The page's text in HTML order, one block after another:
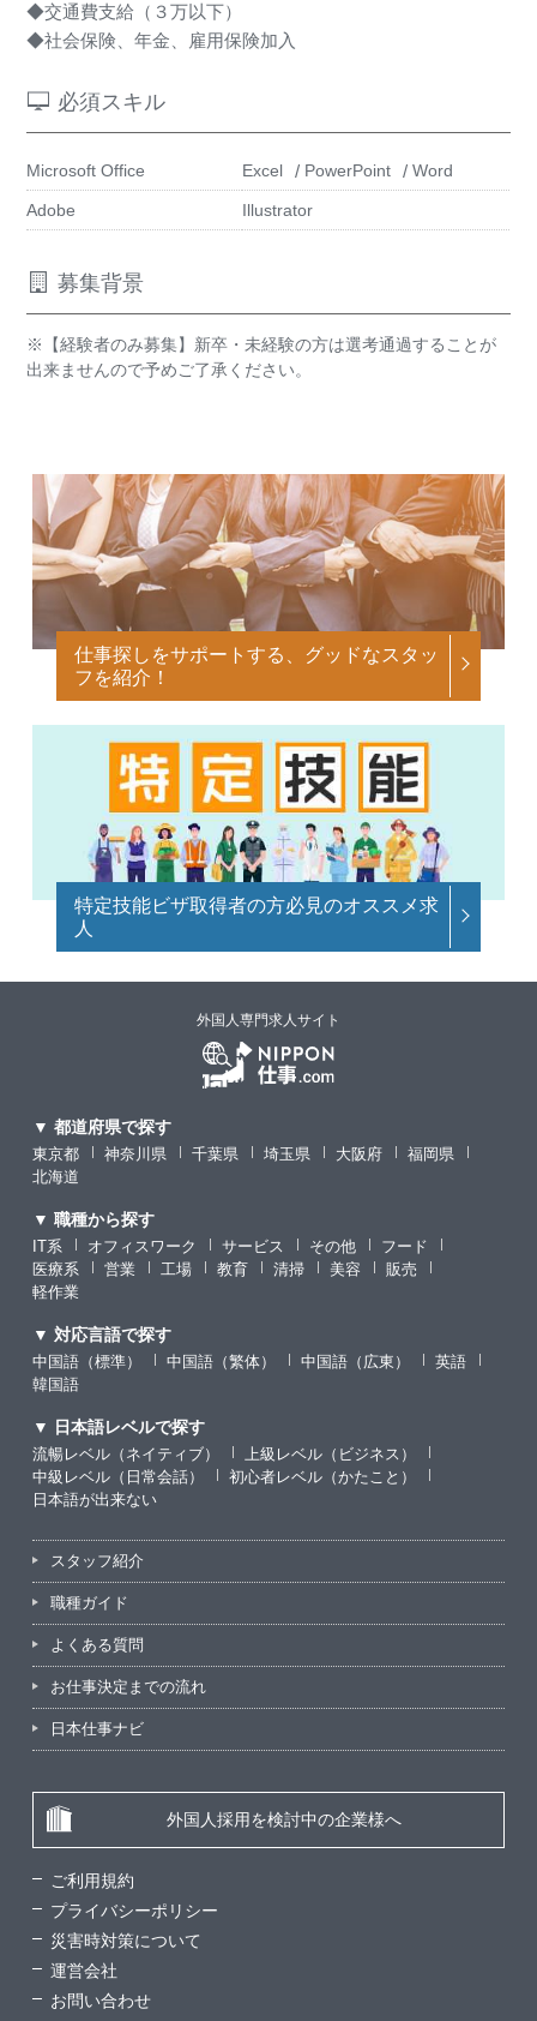
◆交通費支給（３万以下）
◆社会保険、年金、雇用保険加入
必須スキル
Microsoft Office Excel PowerPoint Word
Adobe Illustrator
募集背景
※【経験者のみ募集】新卒・未経験の方は選考通過することが
出来ませんので予めご了承ください。
仕事探しをサポートする、グッドなスタッ
フを紹介！
特定技能ビザ取得者の方必見のオススメ求
人
外国人専門求人サイト
▼ 都道府県で探す
東京都 神奈川県 千葉県 埼玉県 大阪府
福岡県
北海道
▼ 職種から探す
IT系 オフィスワーク サービス その他
フード
医療系
営業 工場 教育 清掃 美容
販売
軽作業
▼ 対応言語で探す
中国語（標準） 中国語（繁体） 中国語（広東）
英語
韓国語
▼ 日本語レベルで探す
流暢レベル（ネイティブ）
上級レベル（ビジネス）
中級レベル（日常会話）
初心者レベル（かたこと）
日本語が出来ない
スタッフ紹介
職種ガイド
よくある質問
お仕事決定までの流れ
日本仕事ナビ
外国人採用を検討中の企業様へ
ご利用規約
プライバシーポリシー
災害時対策について
運営会社
お問い合わせ